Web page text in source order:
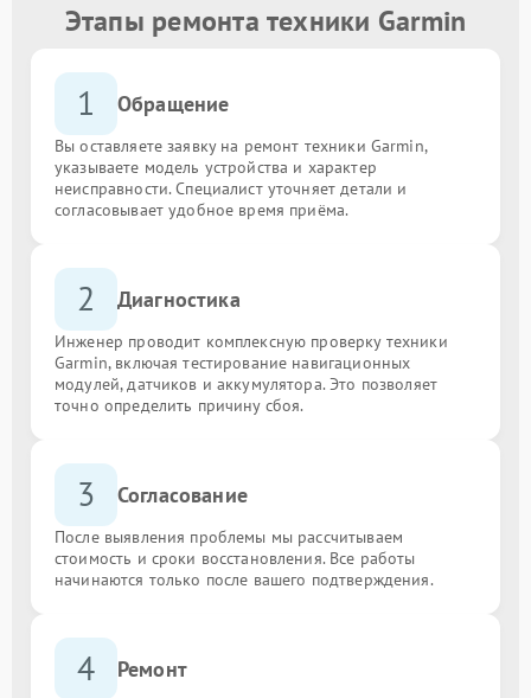
Этапы ремонта техники Garmin
1 Обращение
Вы оставляете заявку на ремонт техники Garmin,
указываете модель устройства и характер
неисправности. Специалист уточняет детали и
согласовывает удобное время приёма.
2 Диагностика
Инженер проводит комплексную проверку техники
Garmin, включая тестирование навигационных
модулей, датчиков и аккумулятора. Это позволяет
точно определить причину сбоя.
3 Согласование
После выявления проблемы мы рассчитываем
стоимость и сроки восстановления. Все работы
начинаются только после вашего подтверждения.
4 Ремонт